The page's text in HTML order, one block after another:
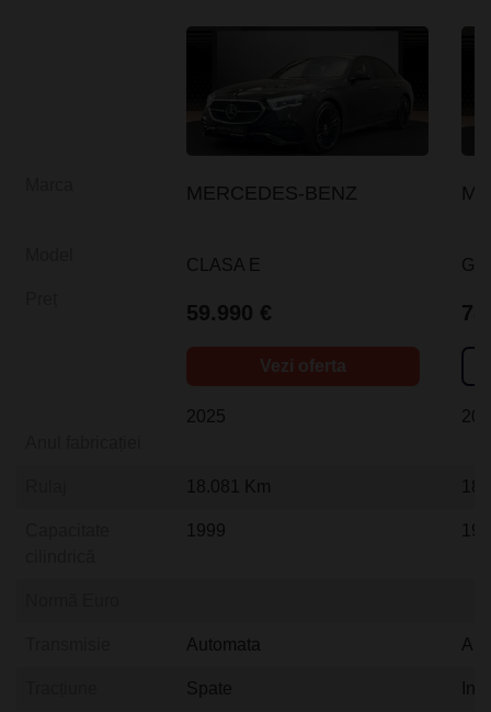
MERCEDES-BENZ
CLASA E
59.990 €
Vezi oferta
2025
18.081 Km
1999
Automata
Spate